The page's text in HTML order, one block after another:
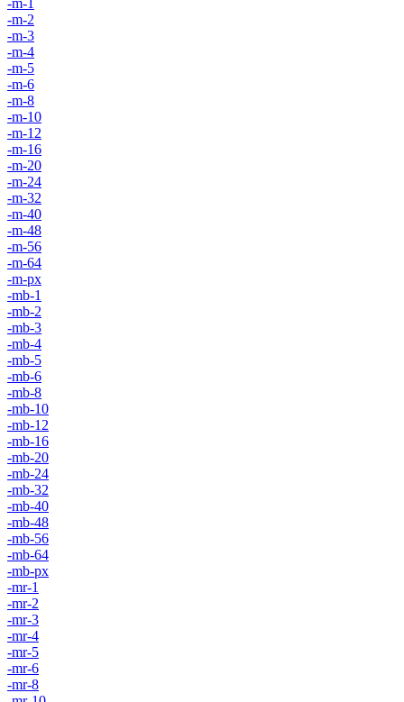
-m-2
-m-3
-m-4
-m-5
-m-6
-m-8
-m-10
-m-12
-m-16
-m-20
-m-24
-m-32
-m-40
-m-48
-m-56
-m-64
-m-px
-mb-1
-mb-2
-mb-3
-mb-4
-mb-5
-mb-6
-mb-8
-mb-10
-mb-12
-mb-16
-mb-20
-mb-24
-mb-32
-mb-40
-mb-48
-mb-56
-mb-64
-mb-px
-mr-1
-mr-2
-mr-3
-mr-4
-mr-5
-mr-6
-mr-8